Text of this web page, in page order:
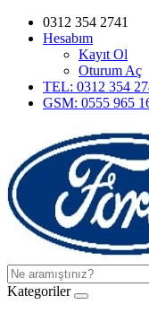
0312 354 2741
Hesabım
Kayıt Ol
Oturum Aç
TEL: 0312 354
GSM: 0555 965
Kategoriler